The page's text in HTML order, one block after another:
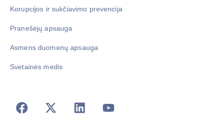
Korupcijos ir sukčiavimo prevencija
Pranešėjų apsauga
Asmens duomenų apsauga
Svetainės medis